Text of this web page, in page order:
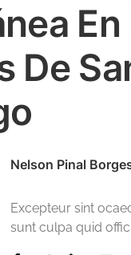
En
De
Nelson Pinal
Excepteur sint
sunt culpa quid